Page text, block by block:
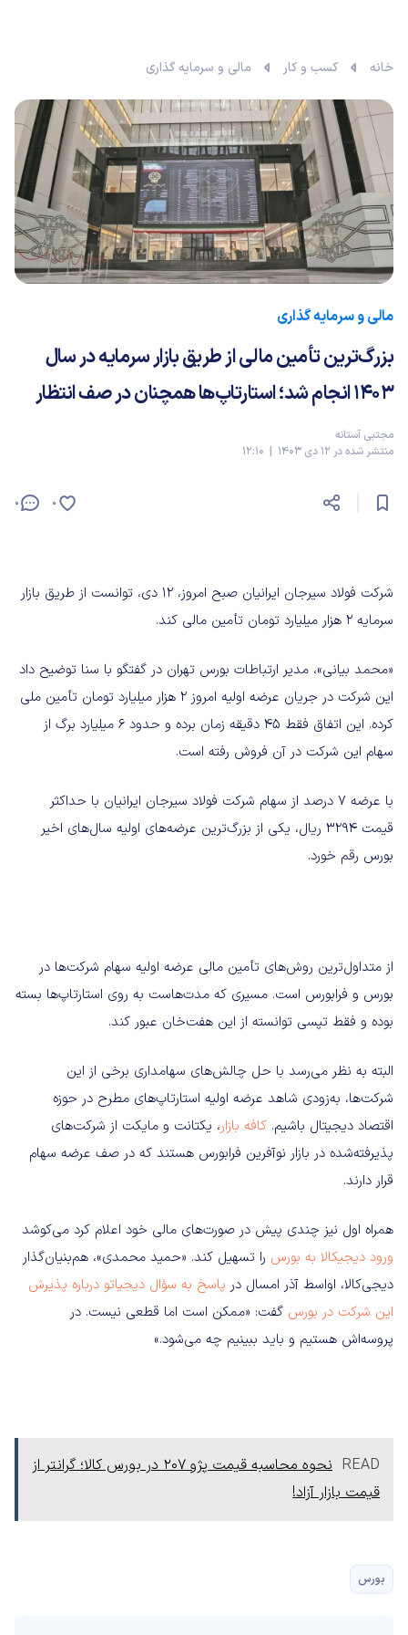
خانه کسب و کار مالی و سرمایه گذاری
مالی و سرمایه گذاری
بزرگ‌ترین تأمین مالی از طریق بازار سرمایه در سال
1403 انجام شد؛ استارتاپ‌ها همچنان در صف انتظار
مجتبی آستانه
منتشر شده در 12 دی 1403 | 12:10
0 0
شرکت فولاد سیرجان ایرانیان صبح امروز، 12 دی، توانست از طریق بازار
سرمایه 2 هزار میلیارد تومان تأمین مالی کند.
«محمد بیانی»، مدیر ارتباطات بورس تهران در گفتگو با سنا توضیح داد
این شرکت در جریان عرضه اولیه امروز 2 هزار میلیارد تومان تأمین ملی
کرده. این اتفاق فقط 45 دقیقه زمان برده و حدود 6 میلیارد برگ از
سهام این شرکت در آن فروش رفته است.
با عرضه 7 درصد از سهام شرکت فولاد سیرجان ایرانیان با حداکثر
قیمت 3294 ریال، یکی از بزرگ‌ترین عرضه‌های اولیه‌ سال‌های اخیر
بورس رقم خورد.
از متداول‌ترین روش‌های تأمین مالی عرضه اولیه سهام شرکت‌ها در
بورس و فرابورس است. مسیری که مدت‌هاست به روی استارتاپ‌ها بسته
بوده و فقط تپسی توانسته از این هفت‌‌خان عبور کند.
البته به نظر می‌رسد با حل چالش‌های سهامداری برخی از این
شرکت‌ها، به‌زودی شاهد عرضه اولیه استارتاپ‌های مطرح در حوزه
اقتصاد دیجیتال باشیم. کافه بازار، یکتانت و مایکت از شرکت‌های
پذیرفته‌شده در بازار نوآفرین فرابورس هستند که در صف عرضه سهام
قرار دارند.
همراه اول نیز چندی پیش در صورت‌های مالی خود اعلام کرد می‌کوشد
ورود دیجیکالا به بورس را تسهیل کند. «حمید محمدی»، هم‌بنیان‌گذار
دیجی‌کالا، اواسط آذر امسال در پاسخ به سؤال دیجیاتو درباره پذیرش
این شرکت در بورس گفت: «ممکن است اما قطعی نیست. در
پروسه‌اش هستیم و باید ببینیم چه می‌شود.»
READ
نحوه محاسبه قیمت پژو 207 در بورس کالا؛ گرانتر از
قیمت بازار آزاد!
بورس